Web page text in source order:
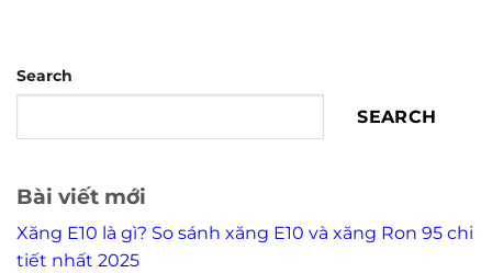
Search
SEARCH
Bài viết mới
Xăng E10 là gì? So sánh xăng E10 và xăng Ron 95 chi
tiết nhất 2025